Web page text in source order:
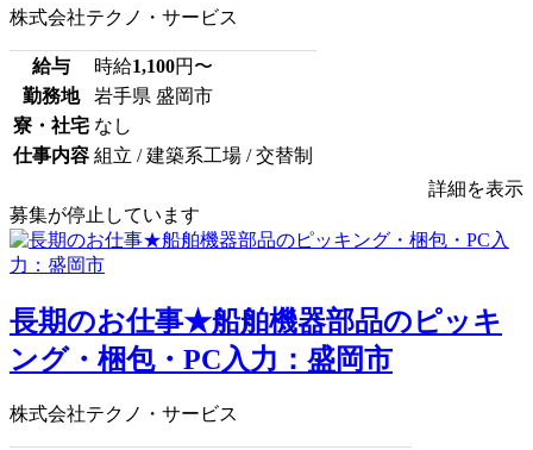
株式会社テクノ・サービス
給与 時給1,100円〜
勤務地
岩手県 盛岡市
寮・社宅 なし
仕事内容 組立 / 建築系工場 / 交替制
詳細を表示
募集が停止しています
長期のお仕事★船舶機器部品のピッキ
ング・梱包・PC入力：盛岡市
株式会社テクノ・サービス